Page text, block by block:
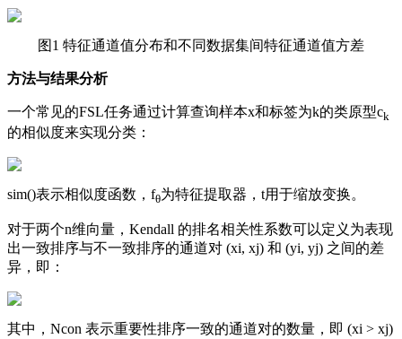
图1 特征通道值分布和不同数据集间特征通道值方差
方法与结果分析
一个常见的FSL任务通过计算查询样本x和标签为k的类原型ck
的相似度来实现分类：
sim()表示相似度函数，fθ为特征提取器，t用于缩放变换。
对于两个n维向量，Kendall 的排名相关性系数可以定义为表现
出一致排序与不一致排序的通道对 (xi, xj) 和 (yi, yj) 之间的差
异，即：
其中，Ncon 表示重要性排序一致的通道对的数量，即 (xi > xj)